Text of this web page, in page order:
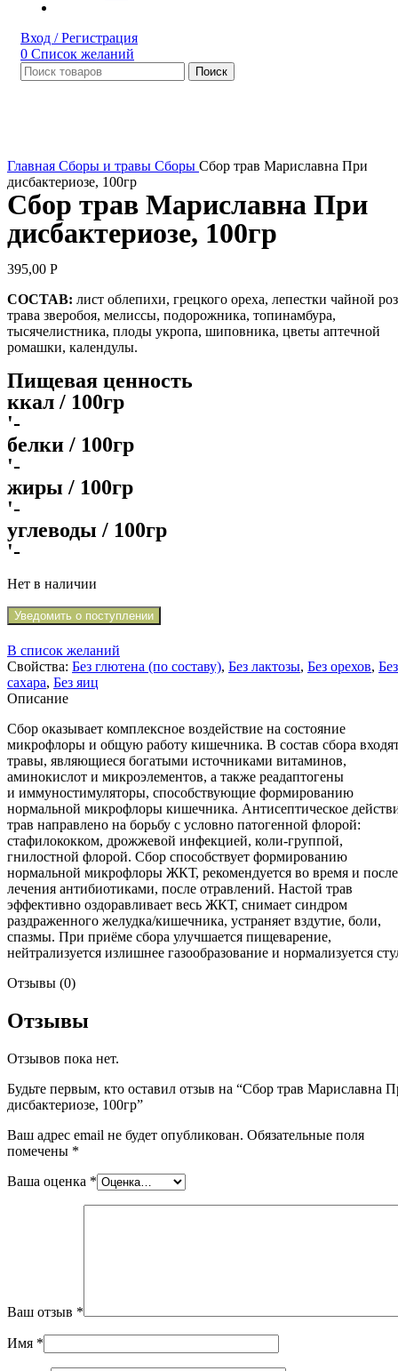
Вход / Регистрация
0 Список желаний
Поиск
Главная Сборы и травы Сборы Сбор трав Мариславна При
дисбактериозе, 100гр
Сбор трав Мариславна При
дисбактериозе, 100гр
395,00 Р
СОСТАВ: лист облепихи, грецкого ореха, лепестки чайной
трава зверобоя, мелиссы, подорожника, топинамбура,
тысячелистника, плоды укропа, шиповника, цветы аптечной
ромашки, календулы.
Пищевая ценность
ккал / 100гр
'-
белки / 100гр
'-
жиры / 100гр
'-
углеводы / 100гр
'-
Нет в наличии
Уведомить о поступлении
В список желаний
Свойства: Без глютена (по составу), Без лактозы, Без орехов, Без
сахара, Без яиц
Описание
Сбор оказывает комплексное воздействие на состояние
микрофлоры и общую работу кишечника. В состав сбора
травы, являющиеся богатыми источниками витаминов,
аминокислот и микроэлементов, а также реадаптогены
и иммуностимуляторы, способствующие формированию
нормальной микрофлоры кишечника. Антисептическое
трав направлено на борьбу с условно патогенной флорой:
стафилококком, дрожжевой инфекцией, коли-группой,
гнилостной флорой. Сбор способствует формированию
нормальной микрофлоры ЖКТ, рекомендуется во время и после
лечения антибиотиками, после отравлений. Настой трав
эффективно оздоравливает весь ЖКТ, снимает синдром
раздраженного желудка/кишечника, устраняет вздутие, боли,
спазмы. При приёме сбора улучшается пищеварение,
нейтрализуется излишнее газообразование и нормализуется
Отзывы (0)
Отзывы
Отзывов пока нет.
Будьте первым, кто оставил отзыв на “Сбор трав Мариславна
дисбактериозе, 100гр”
Ваш адрес email не будет опубликован. Обязательные поля
помечены *
Ваша оценка *
Ваш отзыв *
Имя *